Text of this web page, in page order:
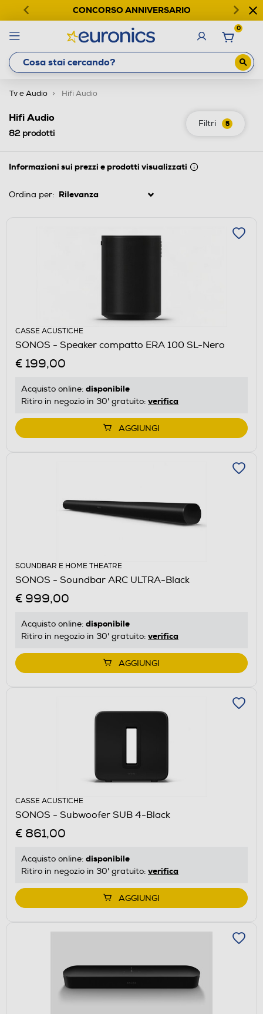
CONCORSO ANNIVERSARIO
0
Tv e Audio Hifi Audio
Filtri 5
Hifi Audio
82prodotti
Informazioni sui prezzi e prodotti visualizzati
Ordina per:
CASSE ACUSTICHE
SONOS - Speaker compatto ERA 100 SL-Nero
€ 199,00
Acquisto online: disponibile
Ritiro in negozio in 30' gratuito: verifica
AGGIUNGI
SOUNDBAR E HOME THEATRE
SONOS - Soundbar ARC ULTRA-Black
€ 999,00
Acquisto online: disponibile
Ritiro in negozio in 30' gratuito: verifica
AGGIUNGI
CASSE ACUSTICHE
SONOS - Subwoofer SUB 4-Black
€ 861,00
Acquisto online: disponibile
Ritiro in negozio in 30' gratuito: verifica
AGGIUNGI